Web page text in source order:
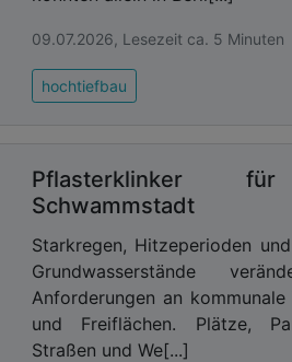
09.07.2026, Lesezeit ca. 5 Minuten
hochtiefbau
Pflasterklinker
Schwammstadt
Starkregen, Hitzeperioden
Grundwasserstände
Anforderungen an kommunale
und Freiflächen. Plätze,
Straßen und We[...]